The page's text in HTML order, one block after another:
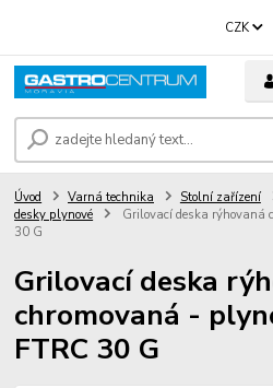
CZK
Úvod Varná technika Stolní zařízení
desky plynové
Grilovací deska rýhovaná
30 G
Grilovací deska
chromovaná -
FTRC 30 G